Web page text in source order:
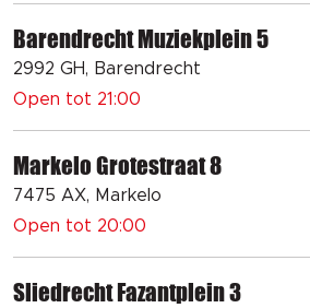
Barendrecht Muziekplein 5
2992 GH, Barendrecht
Open tot 21:00
Markelo Grotestraat 8
7475 AX, Markelo
Open tot 20:00
Sliedrecht Fazantplein 3